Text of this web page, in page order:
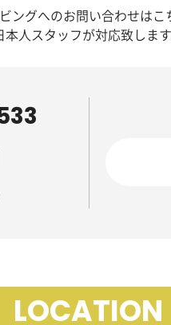
ングへのお問い合わせはこ
本人スタッフが対応致します
LOCATION